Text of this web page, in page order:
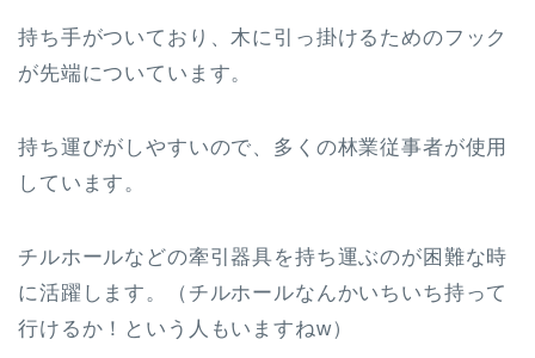
持ち手がついており、木に引っ掛けるためのフック
が先端についています。
持ち運びがしやすいので、多くの林業従事者が使用
しています。
チルホールなどの牽引器具を持ち運ぶのが困難な時
に活躍します。（チルホールなんかいちいち持って
行けるか！という人もいますねw）